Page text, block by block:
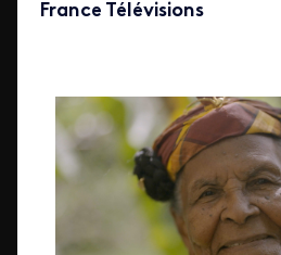
France Télévisions